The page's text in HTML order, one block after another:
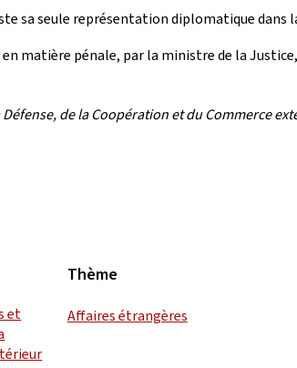
sa seule représentation diplomatique dans
matière pénale, par la ministre de la
de la Coopération et du Commerce
et
Thème
Affaires étrangères